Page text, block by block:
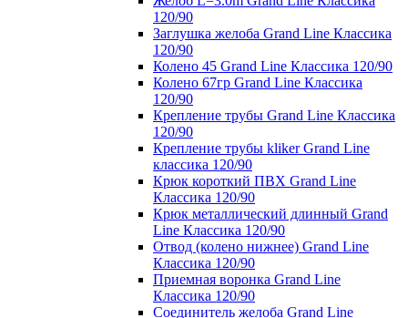
120/90
Заглушка желоба Grand Line Классика
120/90
Колено 45 Grand Line Классика 120/90
Колено 67гр Grand Line Классика
120/90
Крепление трубы Grand Line Классика
120/90
Крепление трубы kliker Grand Line
классика 120/90
Крюк короткий ПВХ Grand Line
Классика 120/90
Крюк металлический длинный Grand
Line Классика 120/90
Отвод (колено нижнее) Grand Line
Классика 120/90
Приемная воронка Grand Line
Классика 120/90
Соединитель желоба Grand Line